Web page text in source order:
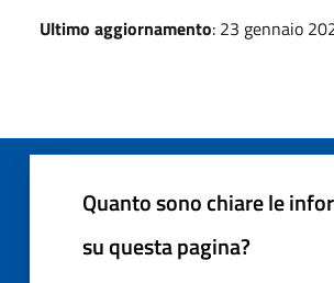
Ultimo aggiornamento: 23 gennaio
Quanto sono chiare le
su questa pagina?